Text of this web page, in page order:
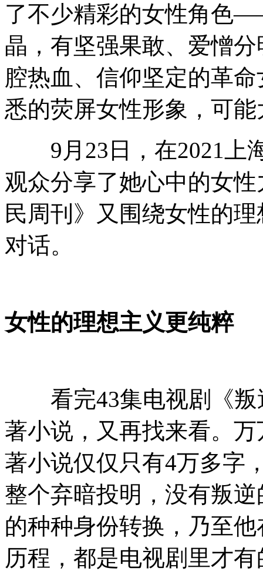
了不少精彩的女性角色
晶，有坚强果敢、爱憎
腔热血、信仰坚定的革
悉的荧屏女性形象，可
9月23日，在2021上
观众分享了她心中的女
民周刊》又围绕女性的
对话。
女性的理想主义更纯粹
看完43集电视剧《叛
著小说，又再找来看。
著小说仅仅只有4万多
整个弃暗投明，没有叛
的种种身份转换，乃至
历程，都是电视剧里才